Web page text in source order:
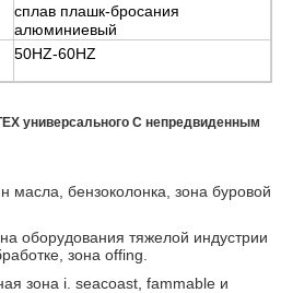
сплав плашк-бросания
алюминиевый
50HZ-60HZ
универсального С непредвиденным
масла, бензоколонка, зона буровой
оборудования тяжелой индустрии
зона offing.
зона i. seacoast, fammable и